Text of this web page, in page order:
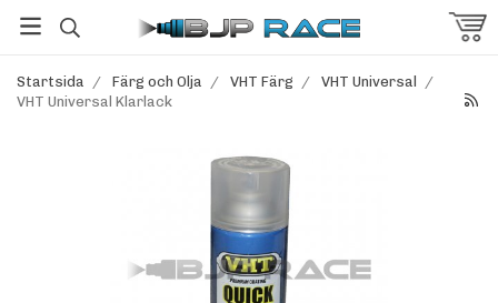
Startsida / Färg och Olja / VHT Färg / VHT Universal
/
VHT Universal Klarlack